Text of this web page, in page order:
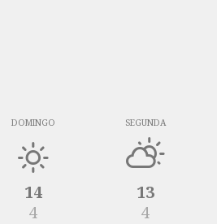
DOMINGO
14
4
SEGUNDA
13
4